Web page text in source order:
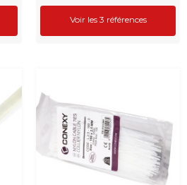
Voir les 3 références